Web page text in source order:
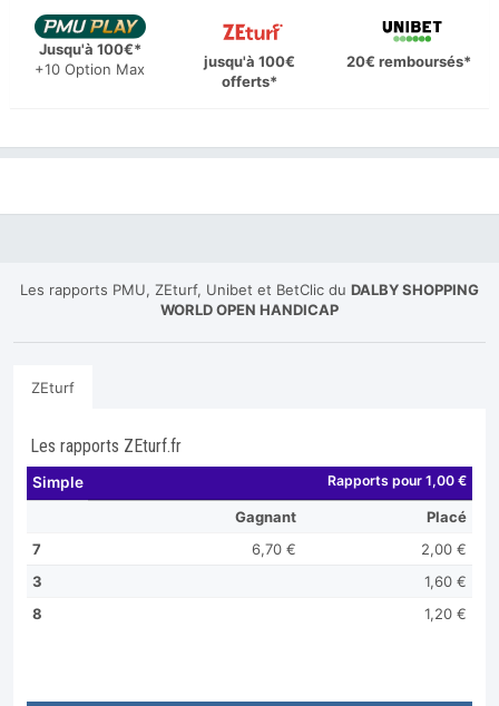
Jusqu'à 100€*
+10 Option Max
jusqu'à 100€
offerts*
20€ remboursés*
Les rapports PMU, ZEturf, Unibet et BetClic du DALBY SHOPPING
WORLD OPEN HANDICAP
ZEturf
Les rapports ZEturf.fr
Simple Rapports pour 1,00 €
Gagnant
Placé
7
6,70 €
2,00 €
3
1,60 €
8
1,20 €